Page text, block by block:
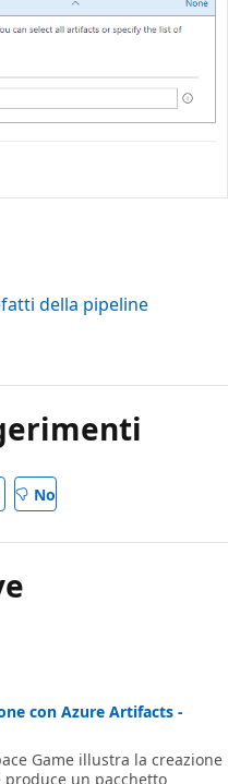
della pipeline
No
con Azure Artifacts -
Game illustra la creazione
un pacchetto